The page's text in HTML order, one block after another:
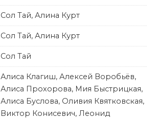
Сол Тай, Алина Курт
Сол Тай, Алина Курт
Сол Тай
Алиса Клагиш, Алексей Воробьёв,
Алиса Прохорова, Мия Быстрицкая,
Алиса Буслова, Оливия Квятковская,
Виктор Конисевич, Леонид